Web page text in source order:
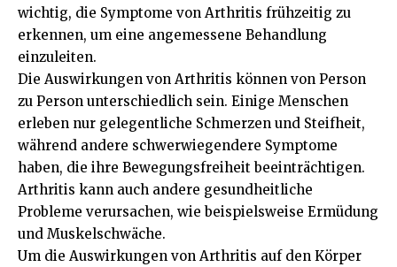
wichtig, die Symptome von Arthritis frühzeitig zu
erkennen, um eine angemessene Behandlung
einzuleiten.
Die Auswirkungen von Arthritis können von Person
zu Person unterschiedlich sein. Einige Menschen
erleben nur gelegentliche Schmerzen und Steifheit,
während andere schwerwiegendere Symptome
haben, die ihre Bewegungsfreiheit beeinträchtigen.
Arthritis kann auch andere gesundheitliche
Probleme verursachen, wie beispielsweise Ermüdung
und Muskelschwäche.
Um die Auswirkungen von Arthritis auf den Körper